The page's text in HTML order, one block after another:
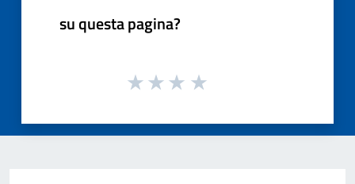
su questa pagina?